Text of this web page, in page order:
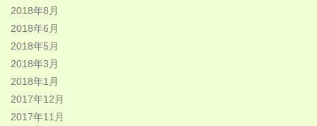
2018年8月
2018年6月
2018年5月
2018年3月
2018年1月
2017年12月
2017年11月